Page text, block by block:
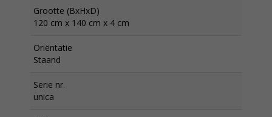
Grootte (BxHxD)
120 cm x 140 cm x 4 cm
Oriëntatie
Staand
Serie nr.
unica